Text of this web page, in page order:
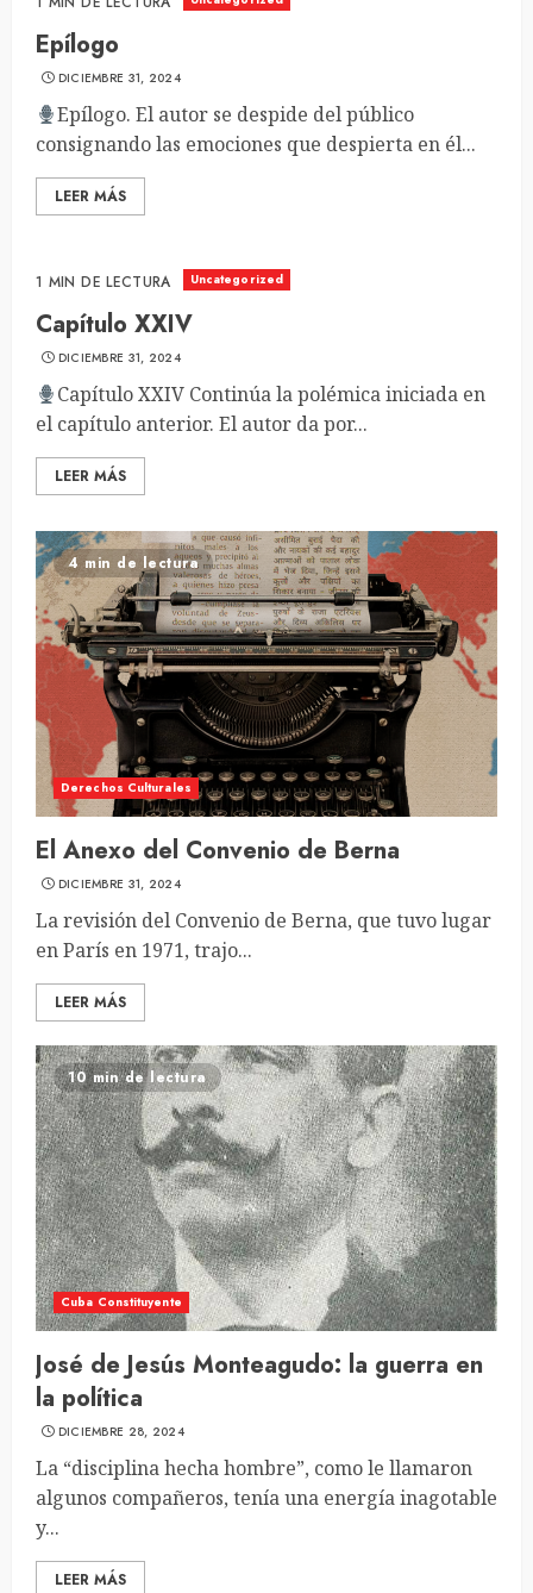
Epílogo
DICIEMBRE 31, 2024
Epílogo. El autor se despide del público
consignando las emociones que despierta en él...
LEER MÁS
1 MIN DE LECTURA Uncategorized
Capítulo XXIV
DICIEMBRE 31, 2024
Capítulo XXIV Continúa la polémica iniciada en
el capítulo anterior. El autor da por...
LEER MÁS
4 min de lectura
Derechos Culturales
El Anexo del Convenio de Berna
DICIEMBRE 31, 2024
La revisión del Convenio de Berna, que tuvo lugar
en París en 1971, trajo...
LEER MÁS
10 min de lectura
Cuba Constituyente
José de Jesús Monteagudo: la guerra en
la política
DICIEMBRE 28, 2024
La “disciplina hecha hombre”, como le llamaron
algunos compañeros, tenía una energía inagotable
y...
LEER MÁS